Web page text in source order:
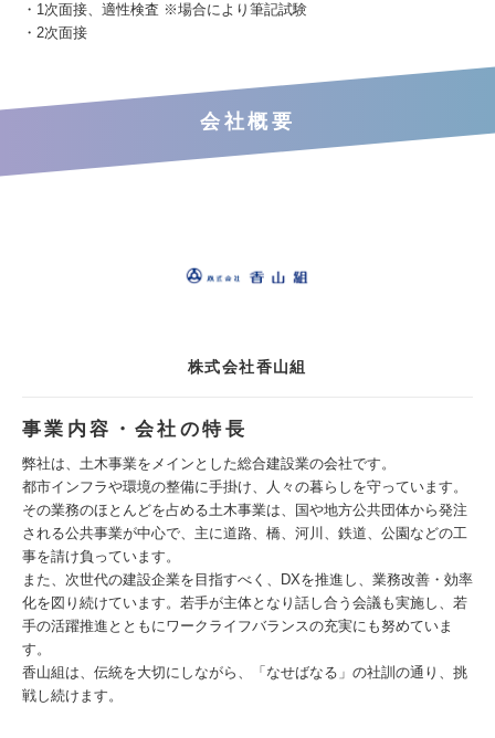
・1次面接、適性検査 ※場合により筆記試験
・2次面接
会社概要
株式会社香山組
事業内容・会社の特長
弊社は、土木事業をメインとした総合建設業の会社です。
都市インフラや環境の整備に手掛け、人々の暮らしを守っています。
その業務のほとんどを占める土木事業は、国や地方公共団体から発注
される公共事業が中心で、主に道路、橋、河川、鉄道、公園などの工
事を請け負っています。
また、次世代の建設企業を目指すべく、DXを推進し、業務改善・効率
化を図り続けています。若手が主体となり話し合う会議も実施し、若
手の活躍推進とともにワークライフバランスの充実にも努めていま
す。
香山組は、伝統を大切にしながら、「なせばなる」の社訓の通り、挑
戦し続けます。